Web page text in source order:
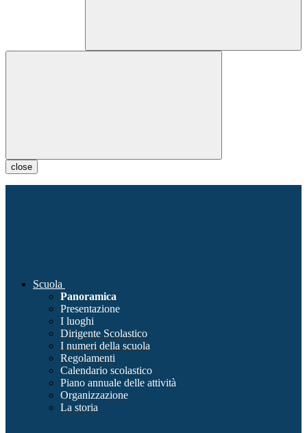
close
Scuola
Panoramica
Presentazione
I luoghi
Dirigente Scolastico
I numeri della scuola
Regolamenti
Calendario scolastico
Piano annuale delle attività
Organizzazione
La storia